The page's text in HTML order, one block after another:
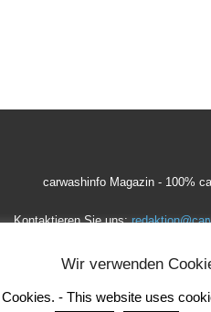
carwashinfo Magazin - 100%
Kontaktieren Sie uns:
Wir verwenden
- This website uses